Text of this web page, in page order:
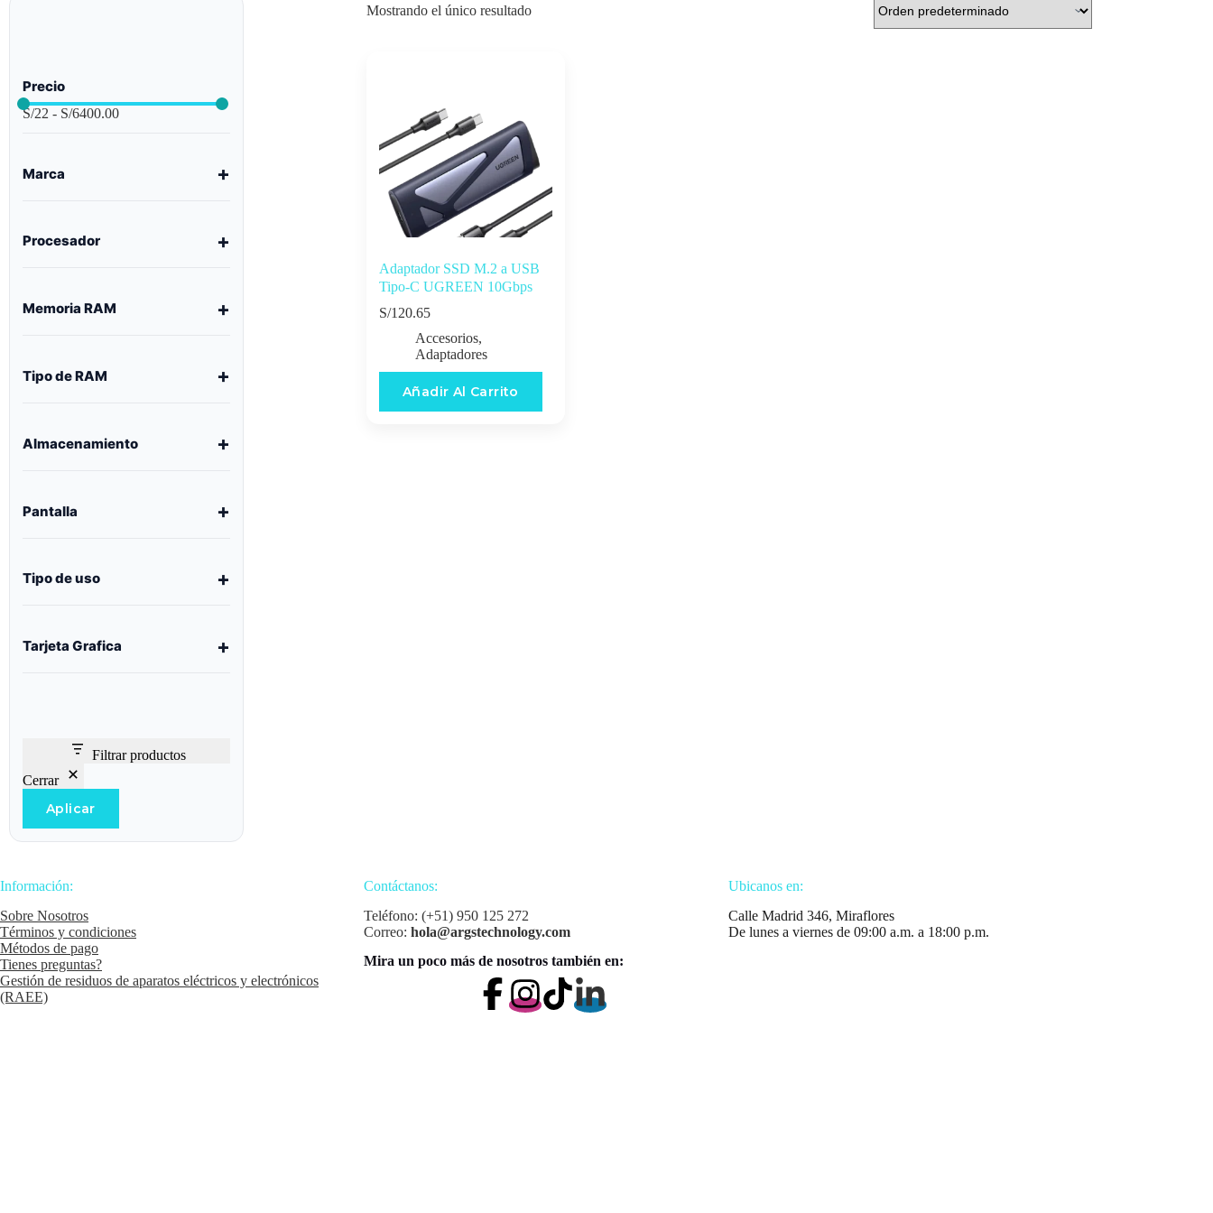
Mostrando el único resultado
Adaptador SSD M.2 a USB
Tipo-C UGREEN 10Gbps
S/120.65
Accesorios,
Adaptadores
Añadir Al Carrito
Precio
S/22 - S/6400.00
Marca
Procesador
Memoria RAM
Tipo de RAM
Almacenamiento
Pantalla
Tipo de uso
Tarjeta Grafica
Filtrar productos
Cerrar
Aplicar
Información:
Sobre Nosotros
Términos y condiciones
Métodos de pago
Tienes preguntas?
Gestión de residuos de aparatos eléctricos y electrónicos
(RAEE)
Contáctanos:
Teléfono: (+51) 950 125 272
Correo:hola@argstechnology.com
Mira un poco más de nosotros también en:
Ubicanos en:
Calle Madrid 346, Miraflores
De lunes a viernes de 09:00 a.m. a 18:00 p.m.